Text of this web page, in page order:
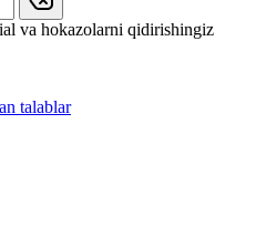
va hokazolarni qidirishingiz
talablar